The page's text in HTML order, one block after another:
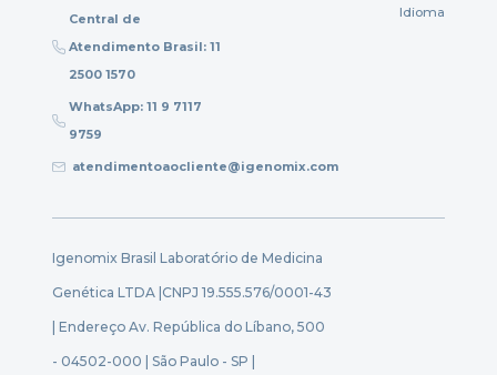
Central de
Atendimento Brasil: 11
2500 1570
WhatsApp: 11 9 7117
9759
atendimentoaocliente@igenomix.com
Idioma
Igenomix Brasil Laboratório de Medicina
Genética LTDA |CNPJ 19.555.576/0001-43
| Endereço Av. República do Líbano, 500
- 04502-000 | São Paulo - SP |